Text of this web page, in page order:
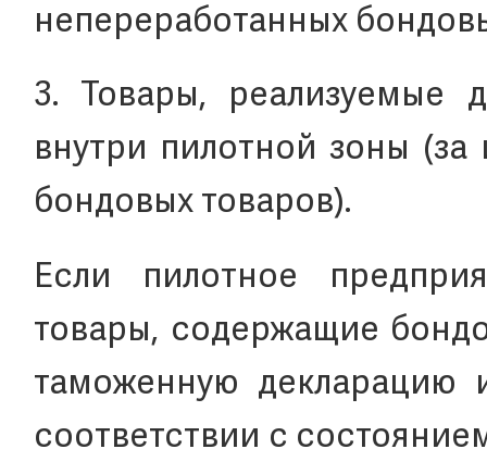
непереработанных
3. Товары, реализуемые
внутри пилотной зоны
бондовых товаров).
Если пилотное
товары, содержащие
таможенную декларацию
соответствии с